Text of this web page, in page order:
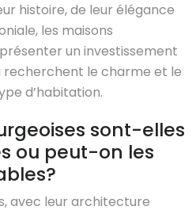
histoire, de leur élégance
les maisons
un investissement
le charme et le
d’habitation.
sont-elles
ou peut-on les
avec leur architecture